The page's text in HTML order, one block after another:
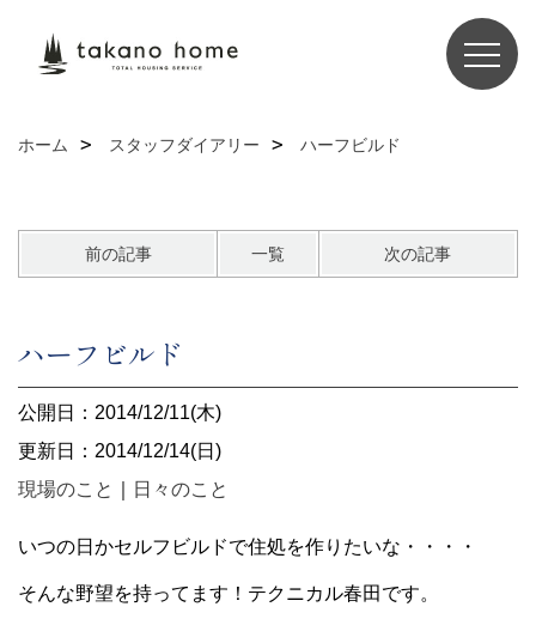
ホーム スタッフダイアリー ハーフビルド
前の記事 一覧 次の記事
ハーフビルド
公開日：2014/12/11(木)
更新日：2014/12/14(日)
現場のこと
日々のこと
いつの日かセルフビルドで住処を作りたいな・・・・
そんな野望を持ってます！テクニカル春田です。